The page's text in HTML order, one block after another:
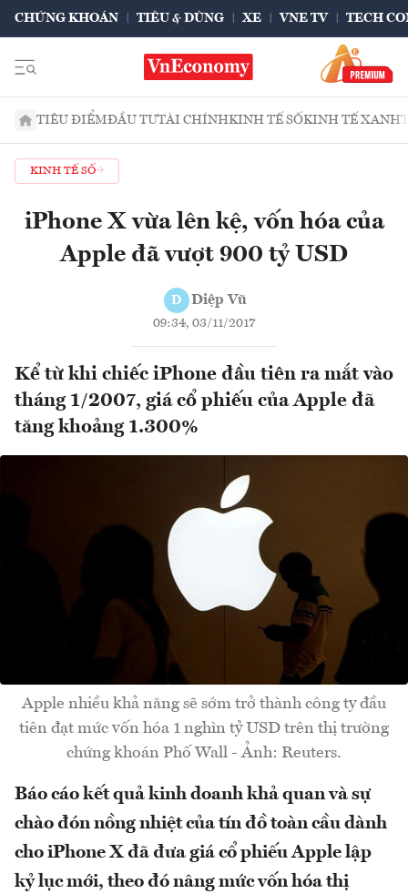
CHỨNG KHOÁN TIÊU & DÙNG XE VNE TV TECH
TIÊU ĐIỂMĐẦU TƯTÀI CHÍNHKINH TẾ SỐKINH TẾ XANH
KINH TẾ SỐ
iPhone X vừa lên kệ, vốn hóa của
Apple đã vượt 900 tỷ USD
D Diệp Vũ
09:34, 03/11/2017
Kể từ khi chiếc iPhone đầu tiên ra mắt vào
tháng 1/2007, giá cổ phiếu của Apple đã
tăng khoảng 1.300%
Apple nhiều khả năng sẽ sớm trở thành công ty đầu
tiên đạt mức vốn hóa 1 nghìn tỷ USD trên thị trường
chứng khoán Phố Wall - Ảnh: Reuters.
Báo cáo kết quả kinh doanh khả quan và sự
chào đón nồng nhiệt của tín đồ toàn cầu dành
cho iPhone X đã đưa giá cổ phiếu Apple lập
kỷ lục mới, theo đó nâng mức vốn hóa thị